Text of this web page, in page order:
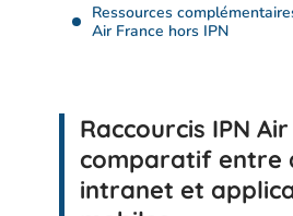
Ressources
Air France hors IPN
Raccourcis IPN
comparatif entre
intranet et